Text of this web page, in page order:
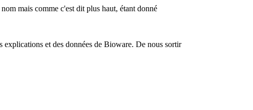
mais comme c'est dit plus haut, étant donné
et des données de Bioware. De nous sortir